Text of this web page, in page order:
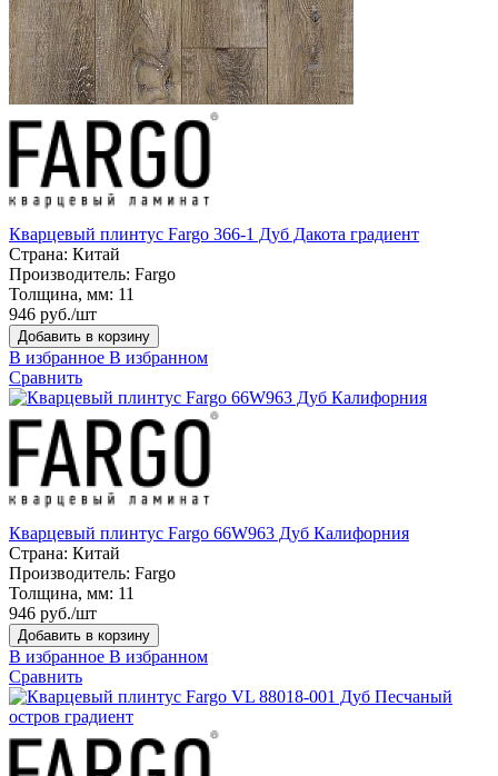
Кварцевый плинтус Fargo 366-1 Дуб Дакота градиент
Страна: Китай
Производитель: Fargo
Толщина, мм: 11
946 руб./шт
Добавить в корзину
В избранное В избранном
Сравнить
Кварцевый плинтус Fargo 66W963 Дуб Калифорния
Страна: Китай
Производитель: Fargo
Толщина, мм: 11
946 руб./шт
Добавить в корзину
В избранное В избранном
Сравнить